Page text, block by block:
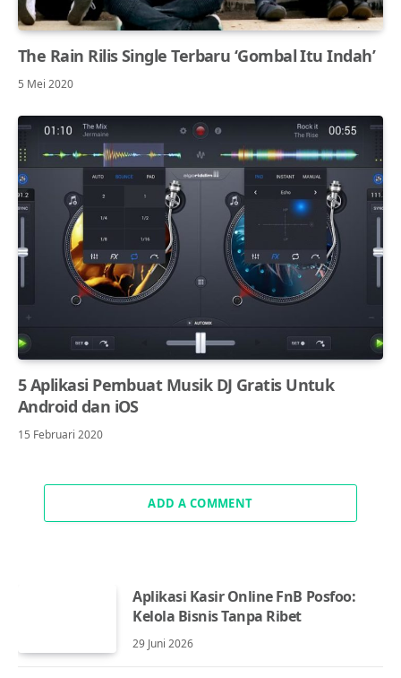
The Rain Rilis Single Terbaru ‘Gombal Itu Indah’
5 Mei 2020
5 Aplikasi Pembuat Musik DJ Gratis Untuk
Android dan iOS
15 Februari 2020
ADD A COMMENT
Aplikasi Kasir Online FnB Posfoo:
Kelola Bisnis Tanpa Ribet
29 Juni 2026